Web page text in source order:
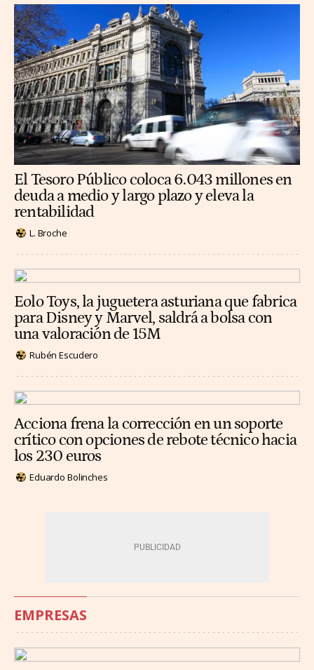
El Tesoro Público coloca 6.043 millones en
deuda a medio y largo plazo y eleva la
rentabilidad
L. Broche
Eolo Toys, la juguetera asturiana que fabrica
para Disney y Marvel, saldrá a bolsa con
una valoración de 15M
Rubén Escudero
Acciona frena la corrección en un soporte
crítico con opciones de rebote técnico hacia
los 230 euros
Eduardo Bolinches
EMPRESAS